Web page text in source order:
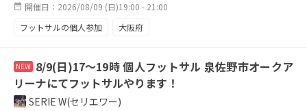
開催日：2026/08/09 (日)19:00 - 21:00
フットサルの個人参加
大阪府
NEW 8/9(日)17〜19時 個人フットサル 泉佐野市オークア
リーナにてフットサルやります！
SERIE W(セリエワー)